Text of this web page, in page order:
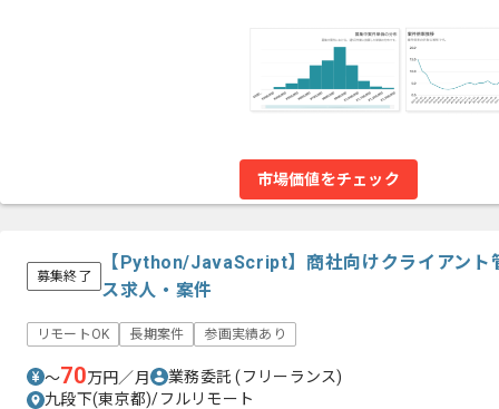
市場価値をチェック
募集終了
【Python/JavaScript】商社向けクライアント
ス求人・案件
リモートOK 長期案件 参画実績あり
〜70万円／月 業務委託(フリーランス)
九段下(東京都)/フルリモート